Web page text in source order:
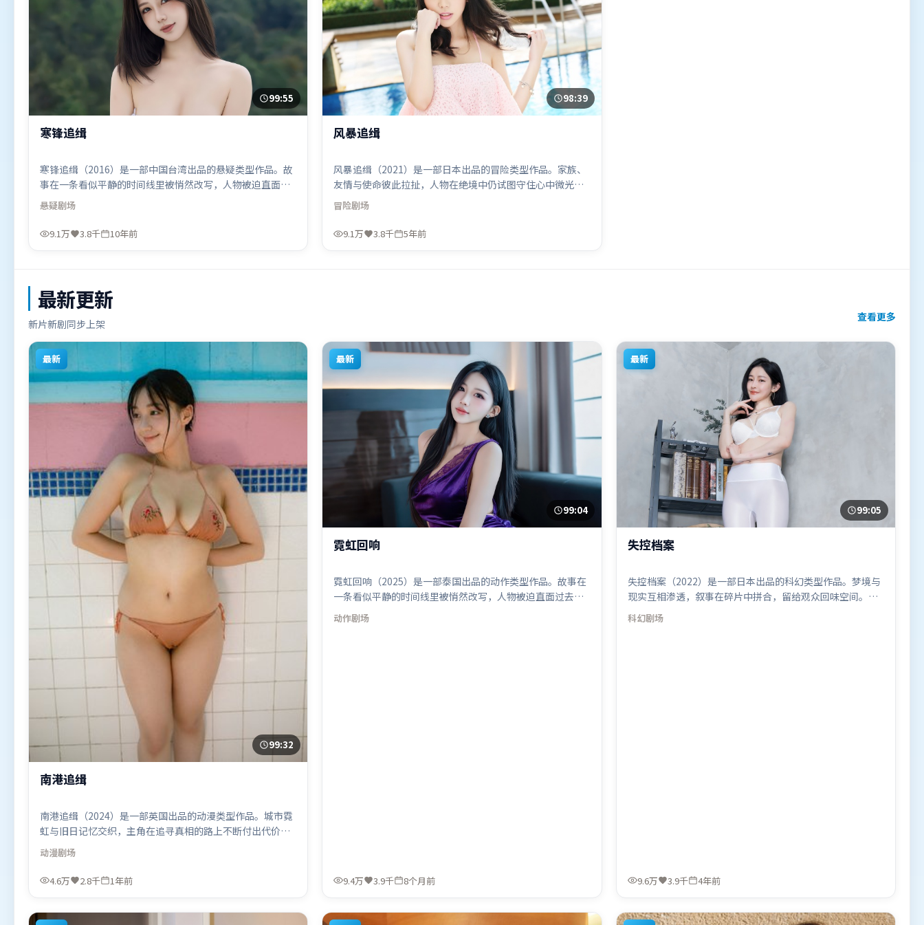
99:55
寒锋追缉
寒锋追缉（2016）是一部中国台湾出品的悬疑类型作品。故
事在一条看似平静的时间线里被悄然改写，人物被迫直面过
去与现在的撕裂。摄影与美术共同营造出强烈地域气质，增
强沉浸感。由阿彼尔邦执导，黄政民、杨紫、基里安·墨
菲，全智贤等联袂出演。影片于2016年6月10日（中国台
悬疑剧场
9.1万 3.8千 10年前
98:39
风暴追缉
风暴追缉（2021）是一部日本出品的冒险类型作品。家族、
友情与使命彼此拉扯，人物在绝境中仍试图守住心中微光。
类型元素被重新组合，既致敬经典也尝试突破套路。由王家
卫执导，阿米尔·汗、吴京、肖战，杨紫、迪皮卡·帕度柯
妮等联袂出演。影片于2021年7月15日（日本）在部分地区
冒险剧场
9.1万 3.8千 5年前
最新更新
新片新剧同步上架
查看更多
最新
99:32
南港追缉
南港追缉（2024）是一部英国出品的动漫类型作品。城市霓
虹与旧日记忆交织，主角在追寻真相的路上不断付出代价。
类型元素被重新组合，既致敬经典也尝试突破套路。由贾樟
柯执导，长泽雅美、章子怡、古天乐，段奕宏、提莫西·查
拉米、廖凡等联袂出演。影片于2024年11月12日（英国）在
动漫剧场
4.6万 2.8千 1年前
最新
99:04
霓虹回响
霓虹回响（2025）是一部泰国出品的动作类型作品。故事在
一条看似平静的时间线里被悄然改写，人物被迫直面过去与
现在的撕裂。群像刻画各有弧光，配角亦承担叙事推进功
能。由娄烨执导，白宇、长泽雅美、雷佳音，刘德华等联袂
动作剧场
9.4万 3.9千 8个月前
最新
99:05
失控档案
失控档案（2022）是一部日本出品的科幻类型作品。梦境与
现实互相渗透，叙事在碎片中拼合，留给观众回味空间。视
听风格统一而富有实验感，配乐与画面情绪贴合。由陈凯歌
执导，宋康昊、河正宇、马东锡，张译、段奕宏、弗洛伦丝
科幻剧场
9.6万 3.9千 4年前